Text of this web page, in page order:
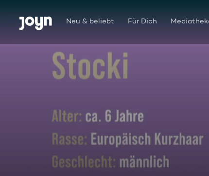
Zum Inhalt springen
Barrierefrei Neu & beliebt Für Dich